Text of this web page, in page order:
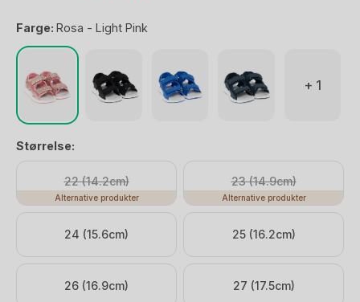
var:
699 kr.
489 kr.
Farge: Rosa - Light Pink
+ 1
Størrelse:
22 (14.2cm)
Alternative produkter
23 (14.9cm)
Alternative produkter
24 (15.6cm) 25 (16.2cm)
26 (16.9cm) 27 (17.5cm)